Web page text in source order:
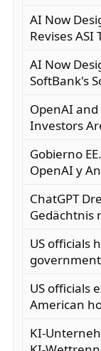
AI Now
Revises ASI
AI Now
SoftBank's
OpenAI
Investors
Gobierno
OpenAI y
ChatGPT
Gedächtnis
US officials
US officials
American
KI-